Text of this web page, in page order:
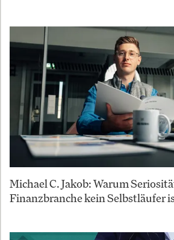
Michael C. Jakob: Warum
Finanzbranche kein Selbstläufer